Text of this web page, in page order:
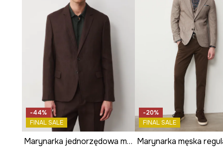
- Wymiary podane dla rozmiaru: M.
-44%
FINAL SALE
Marynarka jednorzędowa męska lniana gładka
-20%
FINAL SALE